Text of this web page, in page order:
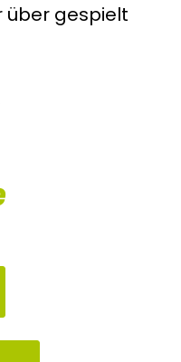
über gespielt